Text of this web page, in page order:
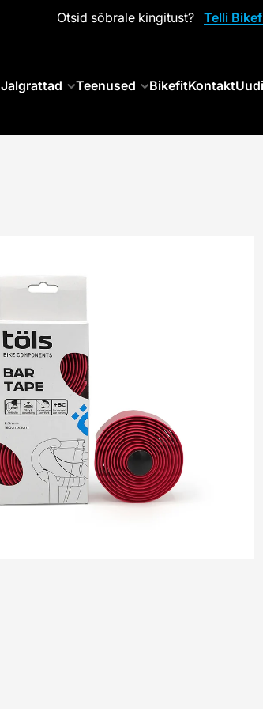
Otsid sõbrale kingitust? Telli
Jalgrattad Teenused BikefitKontakt